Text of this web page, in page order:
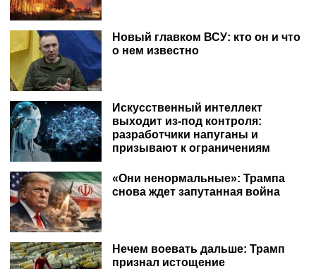
Новый главком ВСУ: кто он и что
о нем известно
Искусственный интеллект
выходит из-под контроля:
разработчики напуганы и
призывают к ограничениям
«Они ненормальные»: Трампа
снова ждет запутанная война
Нечем воевать дальше: Трамп
признал истощение